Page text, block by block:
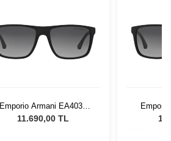
Emporio Armani EA4033
5229T356 Erkek Güneş
11.690,00 TL